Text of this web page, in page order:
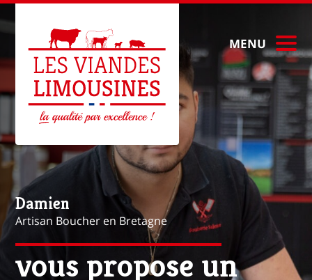
MENU
Mathieu
Artisan Boucher à Paris